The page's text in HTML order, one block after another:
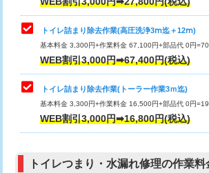
トイレ詰まり除去作業(高圧洗浄3ⅿ迄＋12ⅿ)
基本料金 3,300円+作業料金 67,100円+部品代 0円
WEB割引3,000円➡67,400円(税込)
トイレ詰まり除去作業(トーラー作業3ｍ迄)
基本料金 3,300円+作業料金 16,500円+部品代 0円
WEB割引3,000円➡16,800円(税込)
トイレつまり・水漏れ修理の作業料